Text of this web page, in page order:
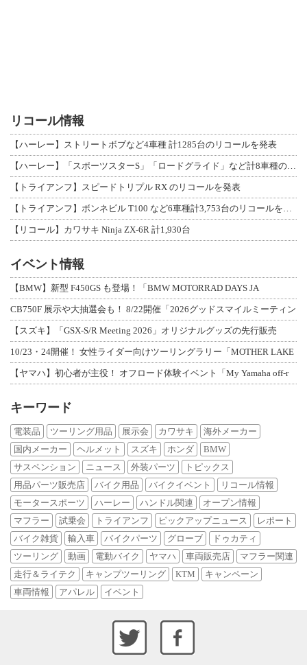
リコール情報
【ハーレー】ストリートボブなど4車種 計1285台のリコールを発表
【ハーレー】「スポーツスターS」「ロードグライド」など計8車種のリコールを発表
【トライアンフ】スピードトリプル RX のリコールを発表
【トライアンフ】ボンネビル T100 など6車種計3,753台のリコールを発表
【リコール】カワサキ Ninja ZX-6R 計1,930台
イベント情報
【BMW】新型 F450GS も登場！「BMW MOTORRAD DAYS JA
CB750F 展示や大抽選会も！ 8/22開催「2026グッドスマイルミーティン
【スズキ】「GSX-S/R Meeting 2026」オリジナルグッズの先行販売
10/23・24開催！ 女性ライダー向けツーリングラリー「MOTHER LAKE
【ヤマハ】初心者が主役！ オフロード体験イベント「My Yamaha off-r
キーワード
電装品 ツーリング用品 展示会 カワサキ
海外メーカー
国内メーカー
ヘルメット スズキ ホンダ
BMW
サスペンション
ニュース 外装パーツ
トピックス
用品パーツ販売店
バイク用品 バイクイベント
リコール情報
モータースポーツ
ハーレー ハンドル関連
オープン情報
マフラー
試乗会 トライアンフ ピックアップニュース
レポート
バイク雑貨
輸入車 バイクパーツ グローブ
ドゥカティ
ツーリング
動画 電動バイク ヤマハ 車両販売店
マフラー関連
走行＆ライテク
キャンプツーリング KTM
キャンペーン
車両情報
アパレル イベント